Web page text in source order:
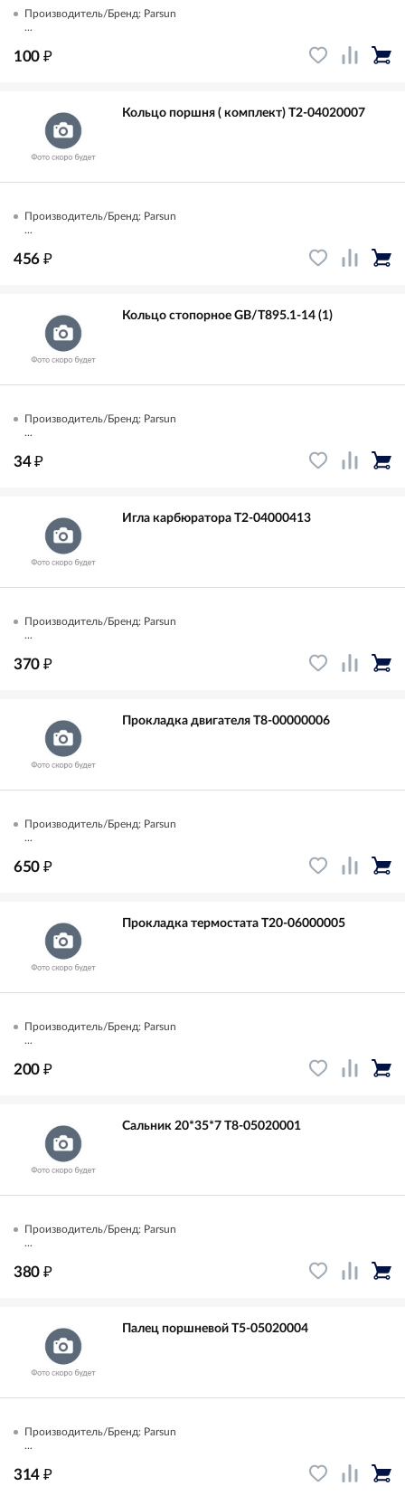
Производитель/Бренд: Parsun
...
100 ₽
Кольцо поршня ( комплект) T2-04020007
Производитель/Бренд: Parsun
...
456 ₽
Кольцо стопорное GB/T895.1-14 (1)
Производитель/Бренд: Parsun
...
34₽
Игла карбюратора T2-04000413
Производитель/Бренд: Parsun
...
370 ₽
Прокладка двигателя T8-00000006
Производитель/Бренд: Parsun
...
650 ₽
Прокладка термостата T20-06000005
Производитель/Бренд: Parsun
...
200 ₽
Сальник 20*35*7 T8-05020001
Производитель/Бренд: Parsun
...
380 ₽
Палец поршневой T5-05020004
Производитель/Бренд: Parsun
...
314 ₽